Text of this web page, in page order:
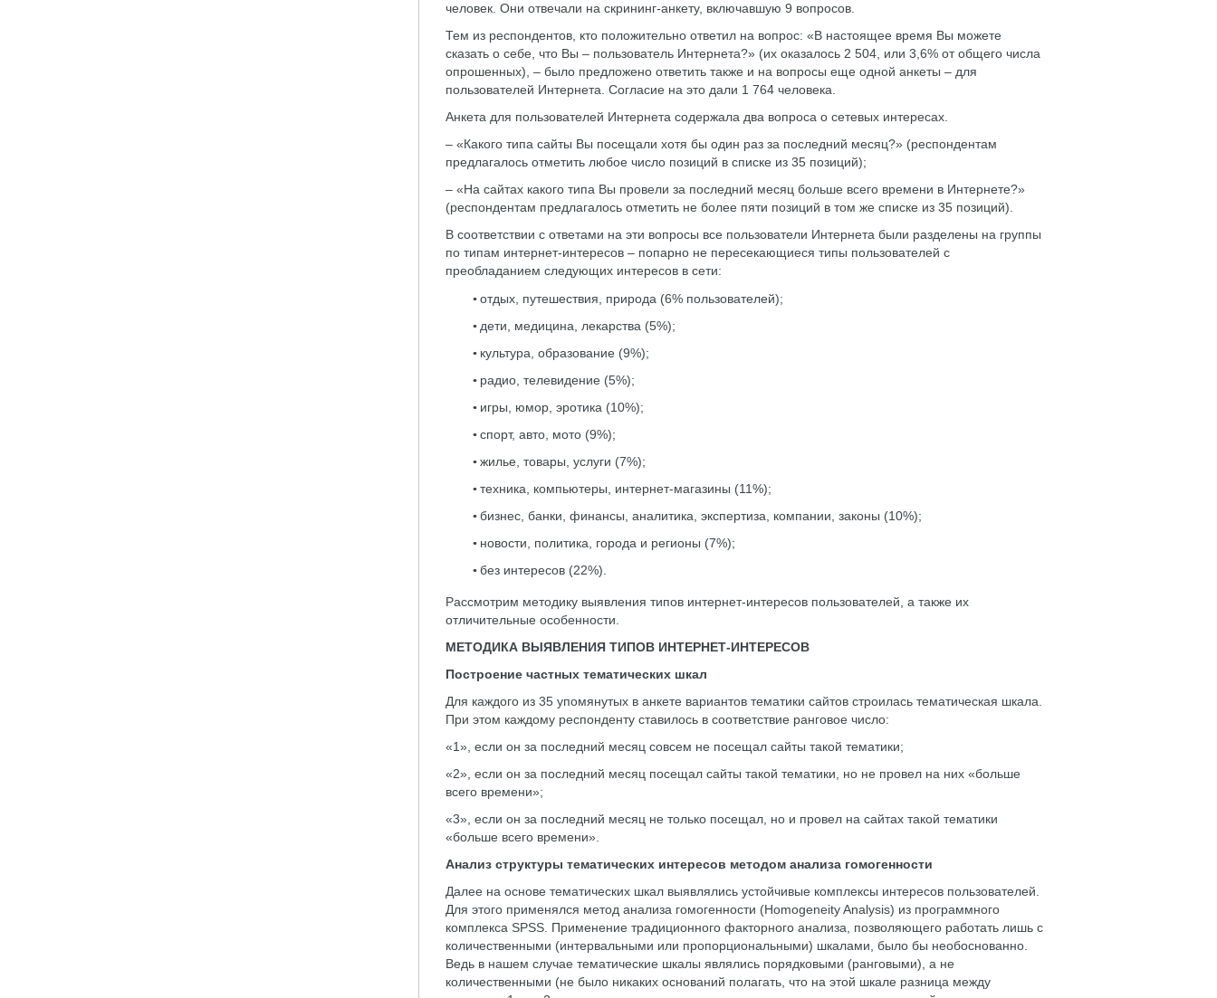
человек. Они отвечали на скрининг-анкету, включавшую 9 вопросов.
Тем из респондентов, кто положительно ответил на вопрос: «В настоящее время Вы можете
сказать о себе, что Вы – пользователь Интернета?» (их оказалось 2 504, или 3,6% от общего числа
опрошенных), – было предложено ответить также и на вопросы еще одной анкеты – для
пользователей Интернета. Согласие на это дали 1 764 человека.
Анкета для пользователей Интернета содержала два вопроса о сетевых интересах.
– «Какого типа сайты Вы посещали хотя бы один раз за последний месяц?» (респондентам
предлагалось отметить любое число позиций в списке из 35 позиций);
– «На сайтах какого типа Вы провели за последний месяц больше всего времени в Интернете?»
(респондентам предлагалось отметить не более пяти позиций в том же списке из 35 позиций).
В соответствии с ответами на эти вопросы все пользователи Интернета были разделены на группы
по типам интернет-интересов – попарно не пересекающиеся типы пользователей с
преобладанием следующих интересов в сети:
отдых, путешествия, природа (6% пользователей);
дети, медицина, лекарства (5%);
культура, образование (9%);
радио, телевидение (5%);
игры, юмор, эротика (10%);
спорт, авто, мото (9%);
жилье, товары, услуги (7%);
техника, компьютеры, интернет-магазины (11%);
бизнес, банки, финансы, аналитика, экспертиза, компании, законы (10%);
новости, политика, города и регионы (7%);
без интересов (22%).
Рассмотрим методику выявления типов интернет-интересов пользователей, а также их
отличительные особенности.
МЕТОДИКА ВЫЯВЛЕНИЯ ТИПОВ ИНТЕРНЕТ-ИНТЕРЕСОВ
Построение частных тематических шкал
Для каждого из 35 упомянутых в анкете вариантов тематики сайтов строилась тематическая шкала.
При этом каждому респонденту ставилось в соответствие ранговое число:
«1», если он за последний месяц совсем не посещал сайты такой тематики;
«2», если он за последний месяц посещал сайты такой тематики, но не провел на них «больше
всего времени»;
«3», если он за последний месяц не только посещал, но и провел на сайтах такой тематики
«больше всего времени».
Анализ структуры тематических интересов методом анализа гомогенности
Далее на основе тематических шкал выявлялись устойчивые комплексы интересов пользователей.
Для этого применялся метод анализа гомогенности (Homogeneity Analysis) из программного
комплекса SPSS. Применение традиционного факторного анализа, позволяющего работать лишь с
количественными (интервальными или пропорциональными) шкалами, было бы необоснованно.
Ведь в нашем случае тематические шкалы являлись порядковыми (ранговыми), а не
количественными (не было никаких оснований полагать, что на этой шкале разница между